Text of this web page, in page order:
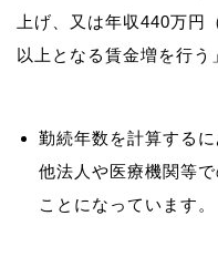
上げ、又は年収440万円
勤続年数を計算する
他法人や医療機関等
ことになっています。